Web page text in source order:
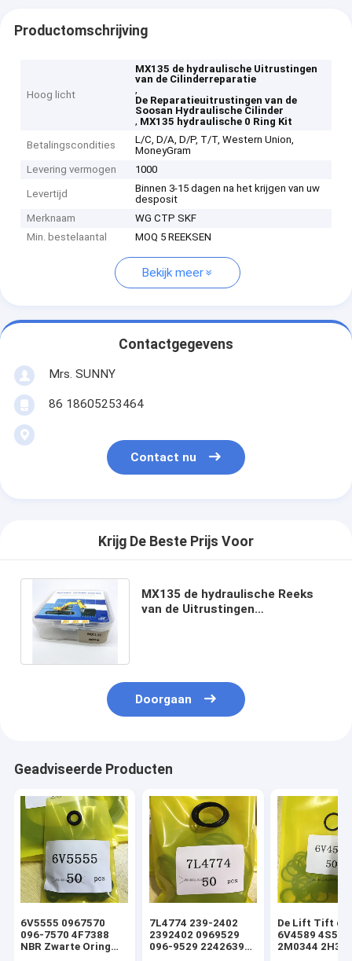
Productomschrijving
Hoog licht
MX135 de hydraulische Uitrustingen
van de Cilinderreparatie
,
De Reparatieuitrustingen van de
Soosan Hydraulische Cilinder
, MX135 hydraulische 0 Ring Kit
Betalingscondities
L/C, D/A, D/P, T/T, Western Union,
MoneyGram
Levering vermogen
1000
Levertijd
Binnen 3-15 dagen na het krijgen van uw
desposit
Merknaam
WG CTP SKF
Min. bestelaantal
MOQ 5 REEKSEN
Bekijk meer
Contactgegevens
Mrs. SUNNY
86 18605253464
Contact nu
Krijg De Beste Prijs Voor
MX135 de hydraulische Reeks
van de Uitrustingen
Doorgaan
Geadviseerde Producten
6V5555 0967570
096-7570 4F7388
NBR Zwarte Oring
7L4774 239-2402
2392402 0969529
096-9529 2242639
De Lift Tift die
6V4589
2M0344